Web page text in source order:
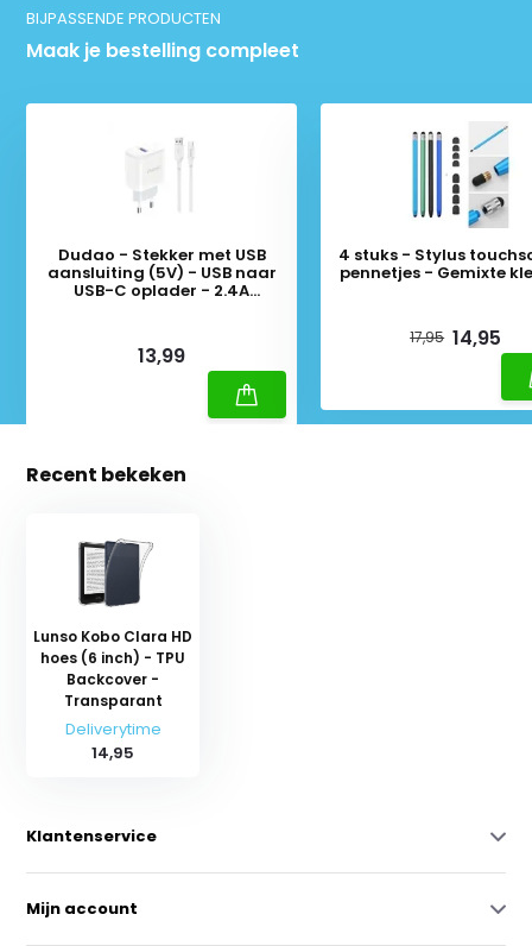
BIJPASSENDE PRODUCTEN
Maak je bestelling compleet
Dudao - Stekker met USB
aansluiting (5V) - USB naar
USB-C oplader - 2.4A
13,99
4 stuks - Stylus
pennetjes - Gemixte
17,95 14,95
Recent bekeken
Lunso Kobo Clara HD
hoes (6 inch) - TPU
Backcover -
Transparant
Deliverytime
14,95
Klantenservice
Mijn account